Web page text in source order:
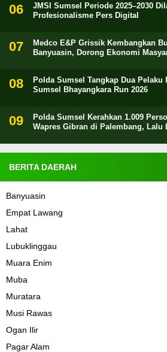
JMSI Sumsel Periode 2025–2030
Profesionalisme Pers Digital
Medco E&P Grissik Kembangkan
Banyuasin, Dorong Ekonomi
Polda Sumsel Tangkap Dua Pelaku
Sumsel Bhayangkara Run 2026
Polda Sumsel Kerahkan 1.009
Wapres Gibran di Palembang, Lalu
BERITA DAERAH
Banyuasin
Empat Lawang
Lahat
Lubuklinggau
Muara Enim
Muba
Muratara
Musi Rawas
Ogan Ilir
Pagar Alam